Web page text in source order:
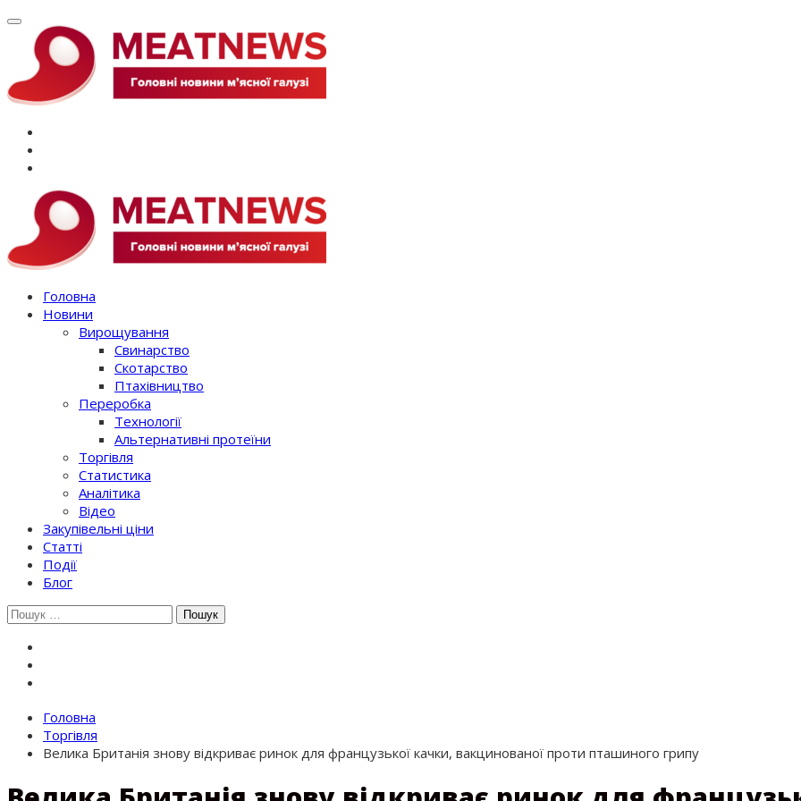
Перейти
вмісту
Головна
Новини
Вирощування
Свинарство
Скотарство
Птахівництво
Переробка
Технології
Альтернативні протеїни
Торгівля
Статистика
Аналітика
Відео
Закупівельні ціни
Статті
Події
Блог
Шукати:
Головна
Торгівля
Велика Британія знову відкриває ринок для французької качки, вакцинованої проти пташиного грипу